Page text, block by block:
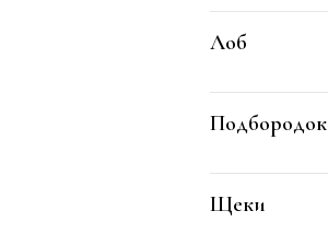
Лоб
Подбородок
Щеки